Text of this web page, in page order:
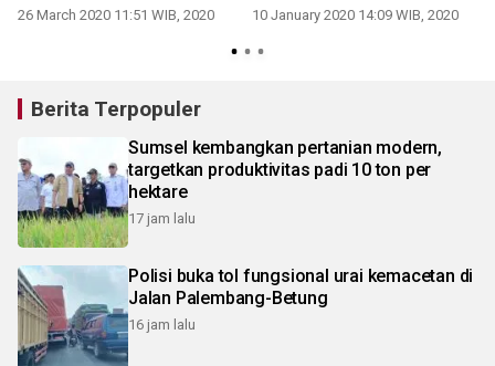
26 March 2020 11:51 WIB, 2020 10 January 2020 14:09 WIB, 2020
Berita Terpopuler
Sumsel kembangkan pertanian modern,
targetkan produktivitas padi 10 ton per
hektare
17 jam lalu
Polisi buka tol fungsional urai kemacetan di
Jalan Palembang-Betung
16 jam lalu